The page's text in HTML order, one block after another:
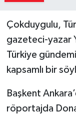
Çokduygulu,
gazeteci-yazar
Türkiye
kapsamlı bir
Başkent
röportajda